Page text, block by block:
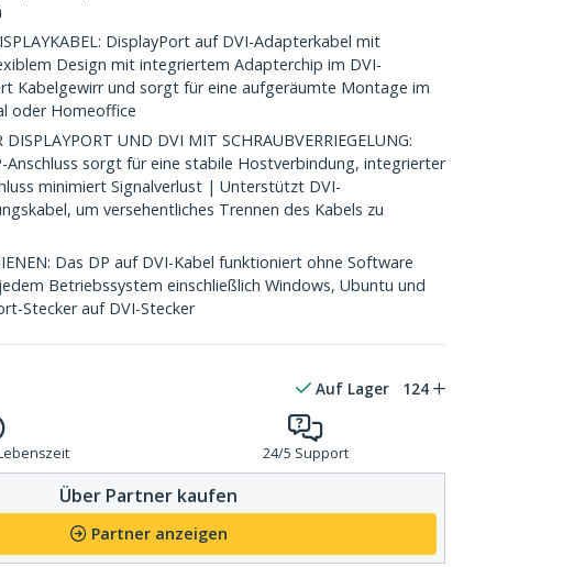
DisplayPort auf DVI-Adapterkabel mit
Design mit integriertem Adapterchip im DVI-
Kabelgewirr und sorgt für eine aufgeräumte Montage im
oder Homeoffice
DISPLAYPORT UND DVI MIT SCHRAUBVERRIEGELUNG:
Anschluss sorgt für eine stabile Hostverbindung, integrierter
minimiert Signalverlust | Unterstützt DVI-
um versehentliches Trennen des Kabels zu
Das DP auf DVI-Kabel funktioniert ohne Software
Betriebssystem einschließlich Windows, Ubuntu und
Stecker auf DVI-Stecker
Auf Lager 124
24/5 Support
Über Partner kaufen
Partner anzeigen